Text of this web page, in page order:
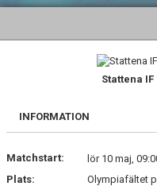
KALENDER
BILDGALLERI
Stattena IF
INFORMATION
Matchstart:
lör 10 maj,
Plats:
Olympiafältet